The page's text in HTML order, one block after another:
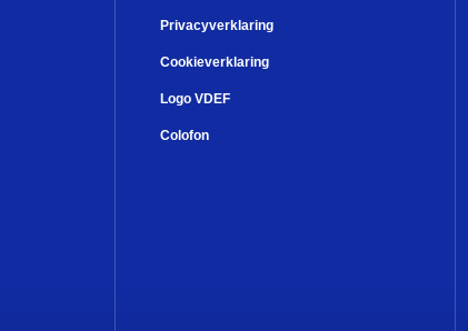
Privacyverklaring
Cookieverklaring
Logo VDEF
Colofon